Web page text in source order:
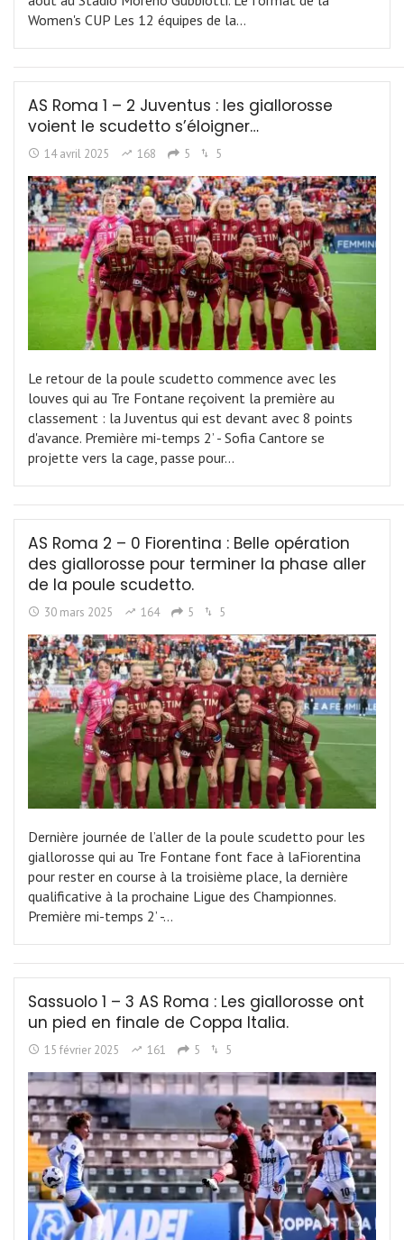
Women's CUP Les 12 équipes de la…
AS Roma 1 – 2 Juventus : les giallorosse
voient le scudetto s’éloigner…
14 avril 2025 168 5 5
Le retour de la poule scudetto commence avec les
louves qui au Tre Fontane reçoivent la première au
classement : la Juventus qui est devant avec 8 points
d'avance. Première mi-temps 2’ - Sofia Cantore se
projette vers la cage, passe pour…
AS Roma 2 – 0 Fiorentina : Belle opération
des giallorosse pour terminer la phase aller
de la poule scudetto.
30 mars 2025 164 5 5
Dernière journée de l’aller de la poule scudetto pour les
giallorosse qui au Tre Fontane font face à laFiorentina
pour rester en course à la troisième place, la dernière
qualificative à la prochaine Ligue des Championnes.
Première mi-temps 2’ -…
Sassuolo 1 – 3 AS Roma : Les giallorosse ont
un pied en finale de Coppa Italia.
15 février 2025 161 5 5